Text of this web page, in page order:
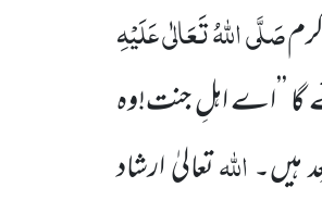
صَلَّی اللہُ تَعَالٰی عَلَیْہِ
گا ’’اے اہلِ جنت!وہ
ہیں۔اللہتعالیٰ ارشاد